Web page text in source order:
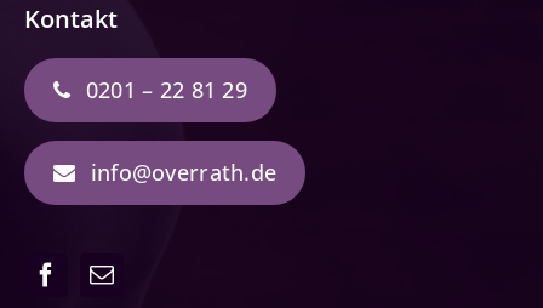
Kontakt
0201 – 22 81 29
info@overrath.de